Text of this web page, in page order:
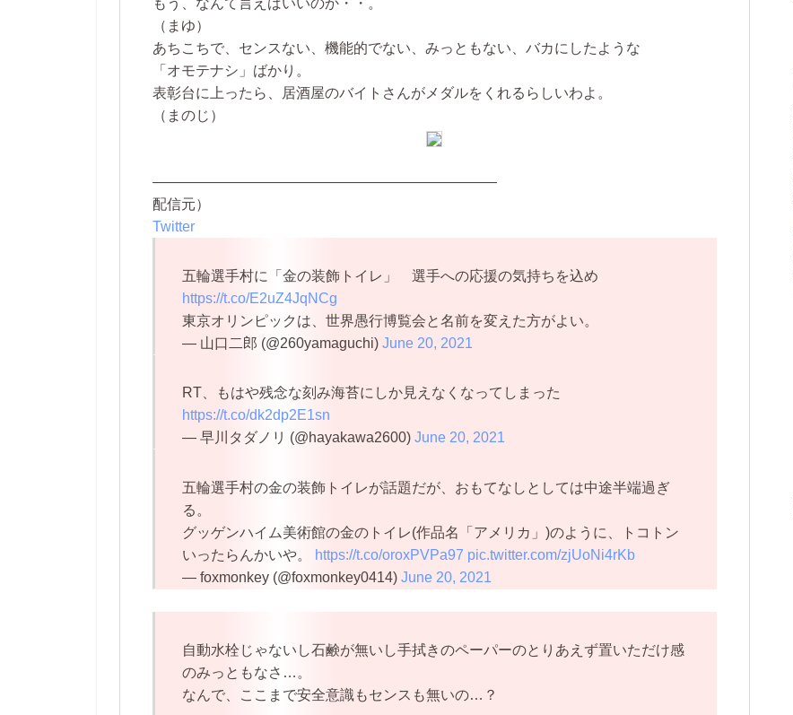
（まゆ）
あちこちで、センスない、機能的でない、みっともない、バカにしたような
「オモテナシ」ばかり。
表彰台に上ったら、居酒屋のバイトさんがメダルをくれるらしいわよ。
（まのじ）
————————————————————————
配信元）
Twitter
五輪選手村に「金の装飾トイレ」 選手への応援の気持ちを込め
https://t.co/E2uZ4JqNCg
東京オリンピックは、世界愚行博覧会と名前を変えた方がよい。
— 山口二郎 (@260yamaguchi) June 20, 2021
RT、もはや残念な刻み海苔にしか見えなくなってしまった
https://t.co/dk2dp2E1sn
— 早川タダノリ (@hayakawa2600) June 20, 2021
五輪選手村の金の装飾トイレが話題だが、おもてなしとしては中途半端過ぎ
る。
グッゲンハイム美術館の金のトイレ(作品名「アメリカ」)のように、トコトン
いったらんかいや。
https://t.co/oroxPVPa97 pic.twitter.com/zjUoNi4rKb
— foxmonkey (@foxmonkey0414) June 20, 2021
自動水栓じゃないし石鹸が無いし手拭きのペーパーのとりあえず置いただけ感
のみっともなさ…。
なんで、ここまで安全意識もセンスも無いの…？